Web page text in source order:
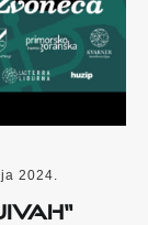
2024.